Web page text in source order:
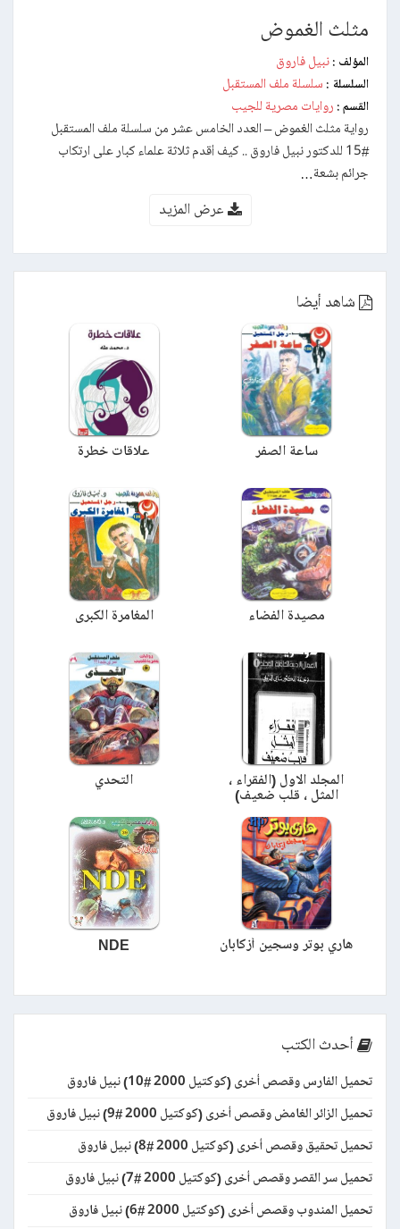
مثلث الغموض
المؤلف : نبيل فاروق
السلسلة : سلسلة ملف المستقبل
القسم : روايات مصرية للجيب
رواية مثلث الغموض – العدد الخامس عشر من سلسلة ملف المستقبل
#15 للدكتور نبيل فاروق .. كيف أقدم ثلاثة علماء كبار على ارتكاب
جرائم بشعة…
عرض المزيد
شاهد أيضا
ساعة الصفر علاقات خطرة
مصيدة الفضاء المغامرة الكبرى
المجلد الاول (الفقراء ،
المثل ، قلب ضعيف)
التحدي
هاري بوتر وسجين أزكابان NDE
أحدث الكتب
تحميل الفارس وقصص أخرى (كوكتيل 2000 #10) نبيل فاروق
تحميل الزائر الغامض وقصص أخرى (كوكتيل 2000 #9) نبيل فاروق
تحميل تحقيق وقصص أخرى (كوكتيل 2000 #8) نبيل فاروق
تحميل سر القصر وقصص أخرى (كوكتيل 2000 #7) نبيل فاروق
تحميل المندوب وقصص أخرى (كوكتيل 2000 #6) نبيل فاروق